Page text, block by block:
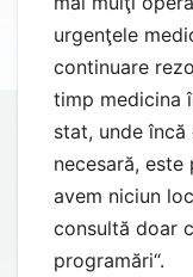
urgenţele
continuare
timp medicina
stat, unde
necesară, este
avem niciun
consultă doar
programări“.